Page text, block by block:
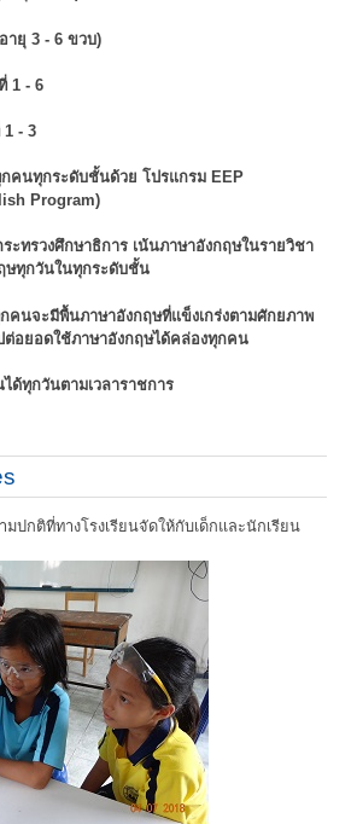
ายุ 3 - 6 ขวบ)
1 - 6
- 3
คนทุกระดับชั้นด้วย โปรแกรม EEP
Program)
ะทรวงศึกษาธิการ เน้นภาษาอังกฤษในรายวิชา
ษทุกวันในทุกระดับชั้น
คนจะมีพื้นภาษาอังกฤษที่แข็งเกร่งตามศักยภาพ
ต่อยอดใช้ภาษาอังกฤษได้คล่องทุกคน
ได้ทุกวันตามเวลาราชการ
มปกติที่ทางโรงเรียนจัดให้กับเด็กและนักเรียน